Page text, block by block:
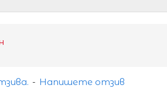
- Напишете отзив